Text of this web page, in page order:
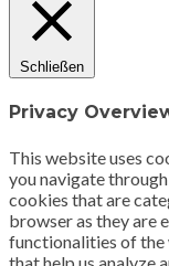
Schließen
Privacy
This website uses
you navigate
cookies that are
browser as they are
functionalities of the
that help us analyze